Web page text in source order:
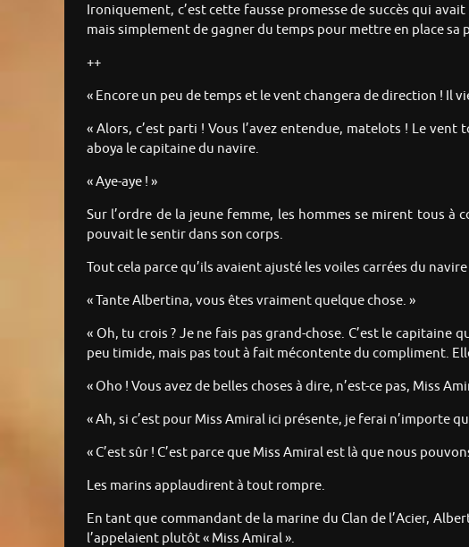
Ironiquement, c’est cette fausse promesse de succès qui
mais simplement de gagner du temps pour mettre en place sa
++
« Encore un peu de temps et le vent changera de direction ! Il
« Alors, c’est parti ! Vous l’avez entendue, matelots ! Le
aboya le capitaine du navire.
« Aye-aye ! »
Sur l’ordre de la jeune femme, les hommes se mirent tous
pouvait le sentir dans son corps.
Tout cela parce qu’ils avaient ajusté les voiles carrées du
« Tante Albertina, vous êtes vraiment quelque chose. »
« Oh, tu crois ? Je ne fais pas grand-chose. C’est le
peu timide, mais pas tout à fait mécontente du compliment.
« Oho ! Vous avez de belles choses à dire, n’est-ce pas, Miss
« Ah, si c’est pour Miss Amiral ici présente, je ferai n’importe
« C’est sûr ! C’est parce que Miss Amiral est là que nous
Les marins applaudirent à tout rompre.
En tant que commandant de la marine du Clan de l’Acier,
l’appelaient plutôt « Miss Amiral ».